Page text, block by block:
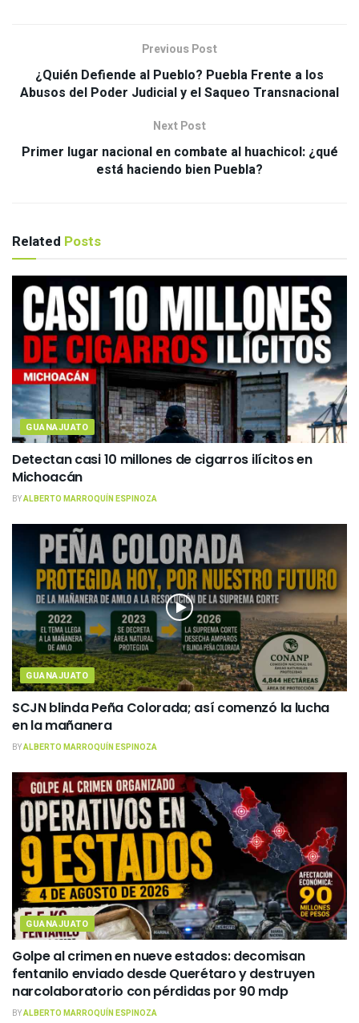
Previous Post
¿Quién Defiende al Pueblo? Puebla Frente a los
Abusos del Poder Judicial y el Saqueo Transnacional
Next Post
Primer lugar nacional en combate al huachicol: ¿qué
está haciendo bien Puebla?
Related Posts
GUANAJUATO
Detectan casi 10 millones de cigarros ilícitos en
Michoacán
BYALBERTO MARROQUÍN ESPINOZA
GUANAJUATO
SCJN blinda Peña Colorada; así comenzó la lucha
en la mañanera
BYALBERTO MARROQUÍN ESPINOZA
GUANAJUATO
Golpe al crimen en nueve estados: decomisan
fentanilo enviado desde Querétaro y destruyen
narcolaboratorio con pérdidas por 90 mdp
BYALBERTO MARROQUÍN ESPINOZA